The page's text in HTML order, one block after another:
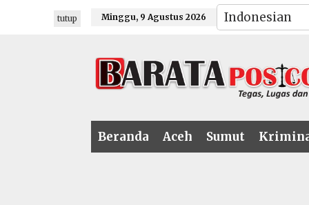
Minggu, 9 Agustus 2026
Beranda Aceh Sumut
tutup